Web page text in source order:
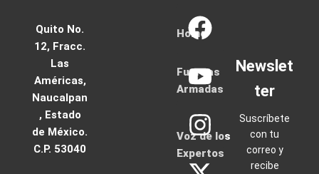
Quito No.
12, Fracc.
Las
Américas,
Naucalpan
, Estado
de México.
C.P. 53040
Home
Fuerzas
Armadas
Voz de los
Expertos
Newslet
ter
Suscríbete
con tu
correo y
recibe